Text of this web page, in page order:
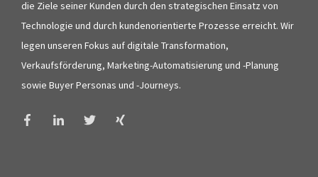
die Ziele seiner Kunden durch den strategischen Einsatz von
Technologie und durch kundenorientierte Prozesse erreicht. Wir
legen unseren Fokus auf digitale Transformation,
Verkaufsförderung, Marketing-Automatisierung und -Planung
sowie Buyer Personas und -Journeys.